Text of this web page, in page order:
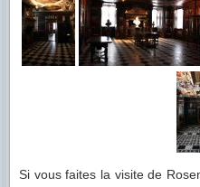
Si vous faites la visite de